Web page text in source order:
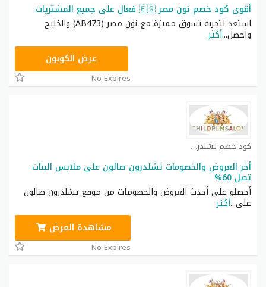
أقوى كود خصم نون مصر 🇪🇬 فعال على جميع المشتريات
استعد لتجربة تسوق مميزة مع نون مصر (AB473) والخليج
واحصل...أكثر
AB473عرض الكوبون
No Expires
كود خصم تشلدرن صالون كوبون
أخر العروض والخصومات تشلدرون صالون على ملابس البنات
تصل 60%
أحصلو على أحدث العروض والخصومات من موقع تشلدرون صالون
على...أكثر
مشاهدة العرض
No Expires